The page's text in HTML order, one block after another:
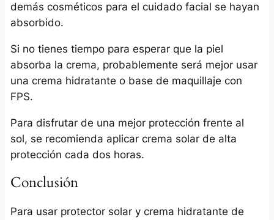
demás cosméticos para el cuidado facial se hayan
absorbido.
Si no tienes tiempo para esperar que la piel
absorba la crema, probablemente será mejor usar
una crema hidratante o base de maquillaje con
FPS.
Para disfrutar de una mejor protección frente al
sol, se recomienda aplicar crema solar de alta
protección cada dos horas.
Conclusión
Para usar protector solar y crema hidratante de